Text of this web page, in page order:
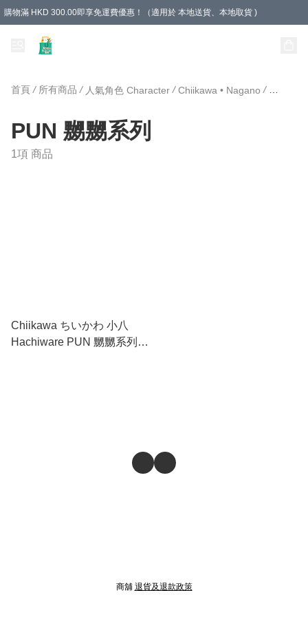
購物滿 HKD 300.00即享免運費優惠！（適用於 本地送貨、本地取貨 )
首頁 / 所有商品 / 人氣角色 Character / Chiikawa • Nagano / PUN 嬲
PUN 嬲嬲系列
1項 商品
Chiikawa ちいかわ 小八
Hachiware PUN 嬲嬲系列
商舖 退貨及退款政策